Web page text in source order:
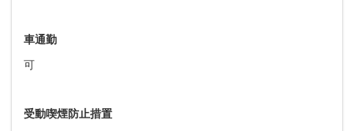
車通勤
可
受動喫煙防止措置